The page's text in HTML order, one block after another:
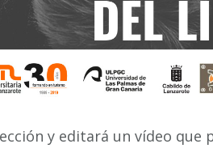
y editará un vídeo que